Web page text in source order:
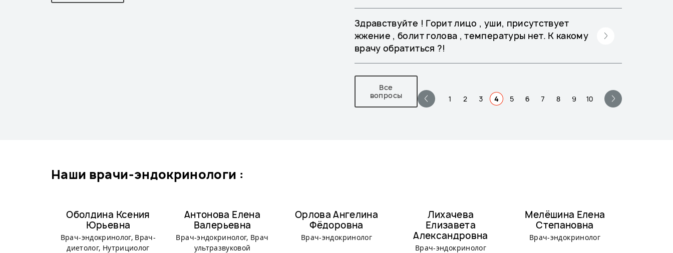
Здравствуйте ! Горит лицо , уши, присутствует
жжение , болит голова , температуры нет. К какому
врачу обратиться ?!
Все
вопросы
1 2 3 4 5 6 7 8 9 10
наши врачи-эндокринологи :
Оболдина Ксения
Юрьевна
Врач-эндокринолог, Врач-
диетолог, Нутрициолог
Антонова Елена
Валерьевна
Врач-эндокринолог, Врач
ультразвуковой
Орлова Ангелина
Фёдоровна
Врач-эндокринолог
Лихачева
Елизавета
Александровна
Врач-эндокринолог
Мелёшина Елена
Степановна
Врач-эндокринолог